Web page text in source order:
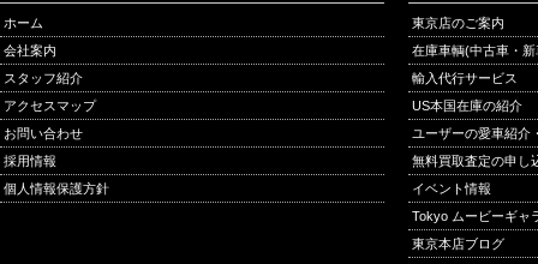
ホーム
会社案内
スタッフ紹介
アクセスマップ
お問い合わせ
採用情報
個人情報保護方針
東京店のご案内
在庫車輌(中古車・
輸入代行サービス
US本国在庫の紹介
ユーザーの愛車紹介
無料買取査定の申し
イベント情報
Tokyo ムービーギャ
東京本店ブログ